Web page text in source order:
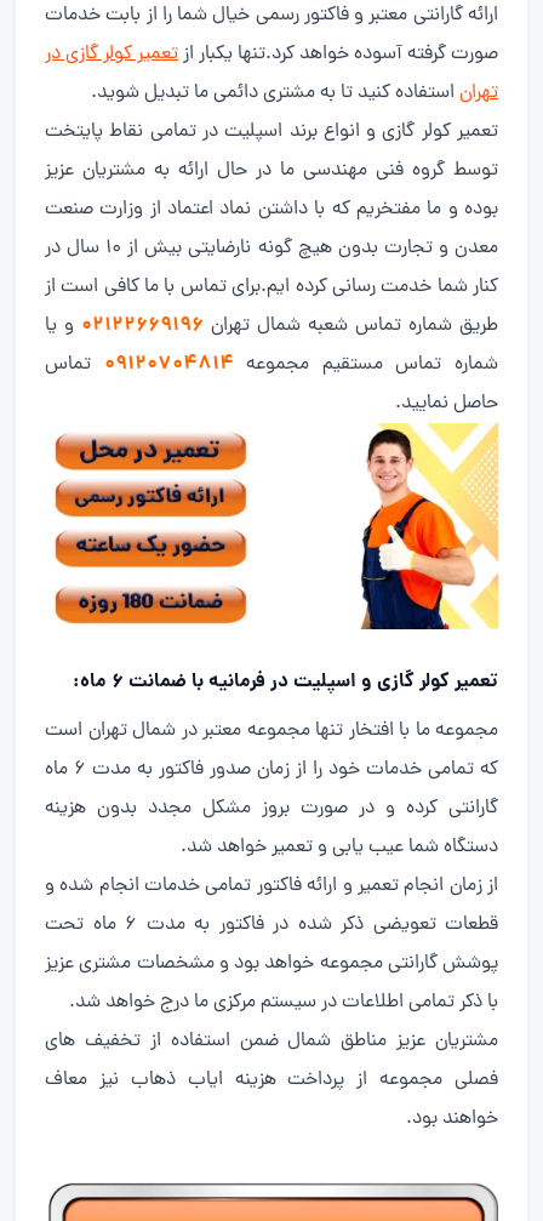
ارائه گارانتی معتبر و فاکتور رسمی خیال شما را از بابت خدمات
صورت گرفته آسوده خواهد کرد.تنها یکبار ازتعمیر کولر گازی در
تهران استفاده کنید تا به مشتری دائمی ما تبدیل شوید.
تعمیر کولر گازی و انواع برند اسپلیت در تمامی نقاط پایتخت
توسط گروه فنی مهندسی ما در حال ارائه به مشتریان عزیز
بوده و ما مفتخریم که با داشتن نماد اعتماد از وزارت صنعت
معدن و تجارت بدون هیچ گونه نارضایتی بیش از 10 سال در
کنار شما خدمت رسانی کرده ایم.برای تماس با ما کافی است از
طریق شماره تماس شعبه شمال تهران 02122669196 و یا
شماره تماس مستقیم مجموعه 09120704814 تماس
حاصل نمایید.
تعمیر کولر گازی و اسپلیت در فرمانیه با ضمانت 6 ماه:
مجموعه ما با افتخار تنها مجموعه معتبر در شمال تهران است
که تمامی خدمات خود را از زمان صدور فاکتور به مدت 6 ماه
گارانتی کرده و در صورت بروز مشکل مجدد بدون هزینه
دستگاه شما عیب یابی و تعمیر خواهد شد.
از زمان انجام تعمیر و ارائه فاکتور تمامی خدمات انجام شده و
قطعات تعویضی ذکر شده در فاکتور به مدت 6 ماه تحت
پوشش گارانتی مجموعه خواهد بود و مشخصات مشتری عزیز
با ذکر تمامی اطلاعات در سیستم مرکزی ما درج خواهد شد.
مشتریان عزیز مناطق شمال ضمن استفاده از تخفیف های
فصلی مجموعه از پرداخت هزینه ایاب ذهاب نیز معاف
خواهند بود.